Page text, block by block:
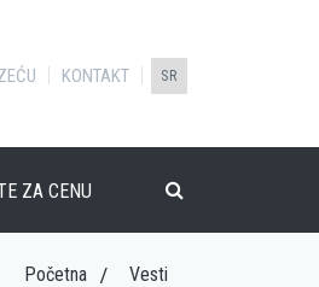
SR
KONTAKT
ZA CENU
Početna Vesti